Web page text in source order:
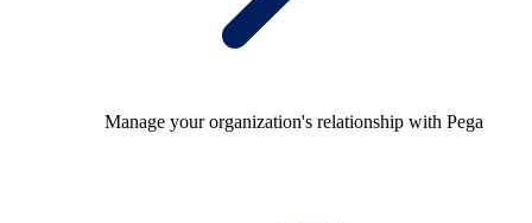
Manage your organization's relationship with Pega